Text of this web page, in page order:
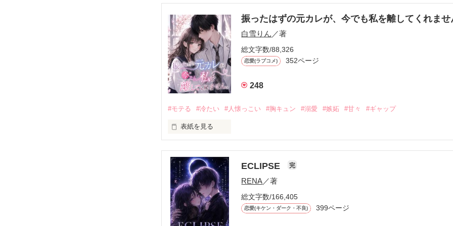
振ったはずの元カレが、今でも私を離してくれませ
白雪りん ／著
総文字数/88,326
恋愛(ラブコメ) 352ページ
248
#モテる #冷たい #人懐っこい #胸キュン #溺愛 #嫉妬 #甘々 #ギャップ
表紙を見る
モテる人を好きになるのが怖かった。
だから私は、中学時代に大好きだった彼を自分から振った。
もう会うことはないと思っていたのに、
高校生になって再会した彼は、隣の学校で”王子様”と呼ばれる人気者になっていた。
ECLIPSE 完
RENA／著
総文字数/166,405
恋愛(キケン・ダーク・不良) 399ページ